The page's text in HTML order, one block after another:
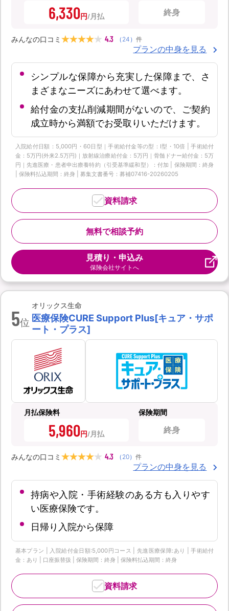
6,330円 終身
みんなの口コミ 4.3 （ 24 ） 件
プランの中身を見る
シンプルな保障から充実した保障まで、さ
まざまなニーズにあわせて選べます。
給付金の支払削減期間がないので、ご契約
成立時から満額でお受取りいただけます。
入院給付日額：5,000円・60日型｜手術給付金等の型：Ⅰ型・10倍 | 手術給付
金：5万円(外来2.5万円)｜放射線治療給付金：5万円｜骨髄ドナー給付金：5万
円｜先進医療・患者申出療養特約（引受基準緩和型）：付加 | 保険期間：終身
| 保険料払込期間：終身 | 募集文書番号：募補07416-20260205
無料で相談予約
資料請求
見積り・申込み
保険会社サイトへ
5位
オリックス生命
医療保険CURE Support Plus[キュア・サポ
ート・プラス]
月払保険料
5,960円
保険期間
終身
みんなの口コミ 4.3 （ 20） 件
プランの中身を見る
持病や入院・手術経験のある方も入りやす
い医療保険です。
日帰り入院から保障
基本プラン | 入院給付金日額:5,000円コース | 先進医療保障:あり | 手術給付
金：あり | 口座振替扱 | 保険期間：終身 | 保険料払込期間：終身
資料請求